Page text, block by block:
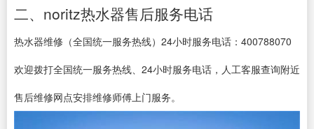
二、noritz热水器售后服务电话
热水器维修（全国统一服务热线）24小时服务电话：400788070
欢迎拨打全国统一服务热线、24小时服务电话，人工客服查询附近
售后维修网点安排维修师傅上门服务。